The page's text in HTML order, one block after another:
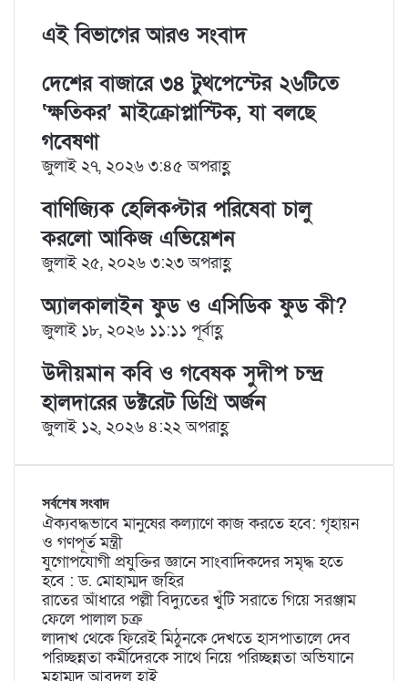
e
n
le
r
s
t
i
t
t
a
t
e
e
v
a
E
m
i
t
এই বিভাগের আরও সংবাদ
দেশের বাজারে ৩৪ টুথপেস্টের ২৬টিতে
‘ক্ষতিকর’ মাইক্রোপ্লাস্টিক, যা বলছে
গবেষণা
জুলাই ২৭, ২০২৬ ৩:৪৫ অপরাহ্ণ
বাণিজ্যিক হেলিকপ্টার পরিষেবা চালু
করলো আকিজ এভিয়েশন
জুলাই ২৫, ২০২৬ ৩:২৩ অপরাহ্ণ
অ্যালকালাইন ফুড ও এসিডিক ফুড কী?
জুলাই ১৮, ২০২৬ ১১:১১ পূর্বাহ্ণ
উদীয়মান কবি ও গবেষক সুদীপ চন্দ্র
হালদারের ডক্টরেট ডিগ্রি অর্জন
জুলাই ১২, ২০২৬ ৪:২২ অপরাহ্ণ
সর্বশেষ সংবাদ
ঐক্যবদ্ধভাবে মানুষের কল্যাণে কাজ করতে হবে: গৃহায়ন
ও গণপূর্ত মন্ত্রী
যুগোপযোগী প্রযুক্তির জ্ঞানে সাংবাদিকদের সমৃদ্ধ হতে
হবে : ড. মোহাম্মদ জহির
রাতের আঁধারে পল্লী বিদ্যুতের খুঁটি সরাতে গিয়ে সরঞ্জাম
ফেলে পালাল চক্র
লাদাখ থেকে ফিরেই মিঠুনকে দেখতে হাসপাতালে দেব
পরিচ্ছন্নতা কর্মীদেরকে সাথে নিয়ে পরিচ্ছন্নতা অভিযানে
মুহাম্মদ আবদুল হাই